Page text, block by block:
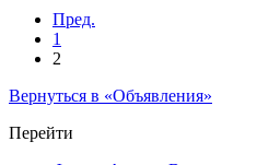
Пред.
1
2
Вернуться в «Объявления»
Перейти